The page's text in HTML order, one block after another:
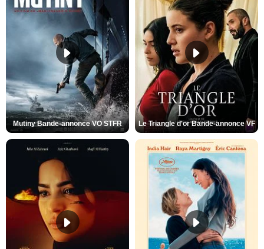
Mutiny Bande-annonce VO STFR Le Triangle d'or Bande-annonce VF